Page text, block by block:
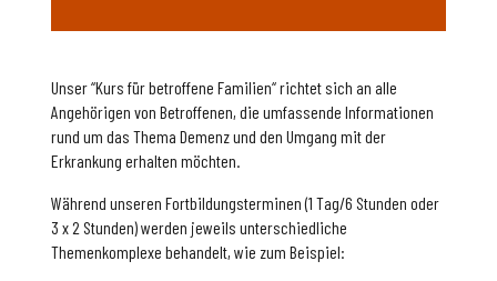
Unser “Kurs für betroffene Familien“ richtet sich an alle
Angehörigen von Betroffenen, die umfassende Informationen
rund um das Thema Demenz und den Umgang mit der
Erkrankung erhalten möchten.
Während unseren Fortbildungsterminen (1 Tag/6 Stunden oder
3 x 2 Stunden) werden jeweils unterschiedliche
Themenkomplexe behandelt, wie zum Beispiel: